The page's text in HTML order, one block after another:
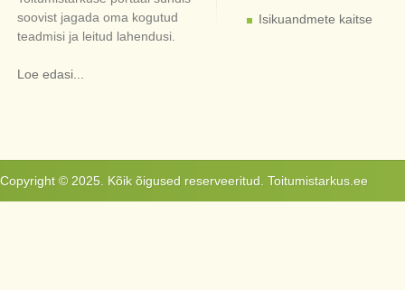
soovist jagada oma kogutud
teadmisi ja leitud lahendusi.
Loe edasi...
Isikuandmete kaitse
Copyright © 2025. Kõik õigused reserveeritud. Toitumistarkus.ee